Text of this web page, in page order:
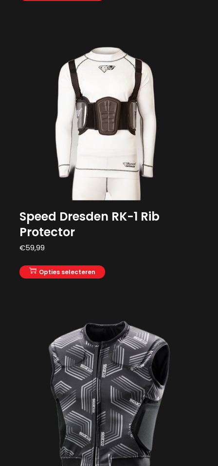
Speed Dresden RK-1 Rib
Protector
€59,99
Opties selecteren